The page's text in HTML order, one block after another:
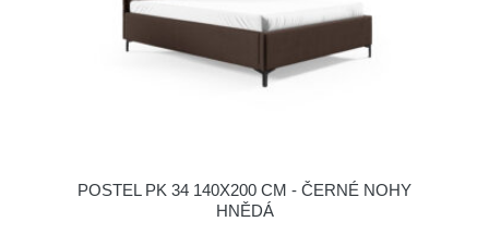
POSTEL PK 34 140X200 CM - ČERNÉ NOHY
HNĚDÁ